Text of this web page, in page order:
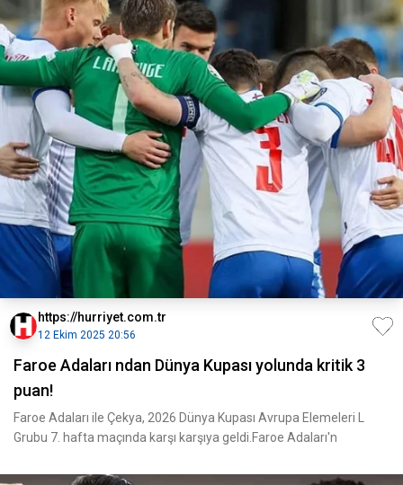
https://hurriyet.com.tr
12 Ekim 2025 20:56
Faroe Adaları ndan Dünya Kupası yolunda kritik 3
puan!
Faroe Adaları ile Çekya, 2026 Dünya Kupası Avrupa Elemeleri L
Grubu 7. hafta maçında karşı karşıya geldi.Faroe Adaları'n